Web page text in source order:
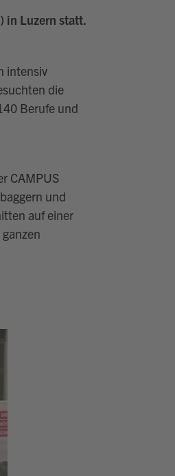
in Luzern statt.
intensiv
die
Berufe und
CAMPUS
und
auf einer